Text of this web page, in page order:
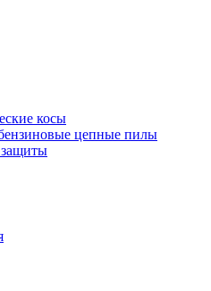
косы
цепные пилы
защиты